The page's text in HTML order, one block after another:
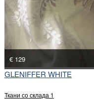
€ 129
GLENIFFER WHITE
Ткани со склада 1